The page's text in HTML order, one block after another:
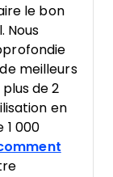
le bon
Nous
meilleurs
de 2
en
1 000